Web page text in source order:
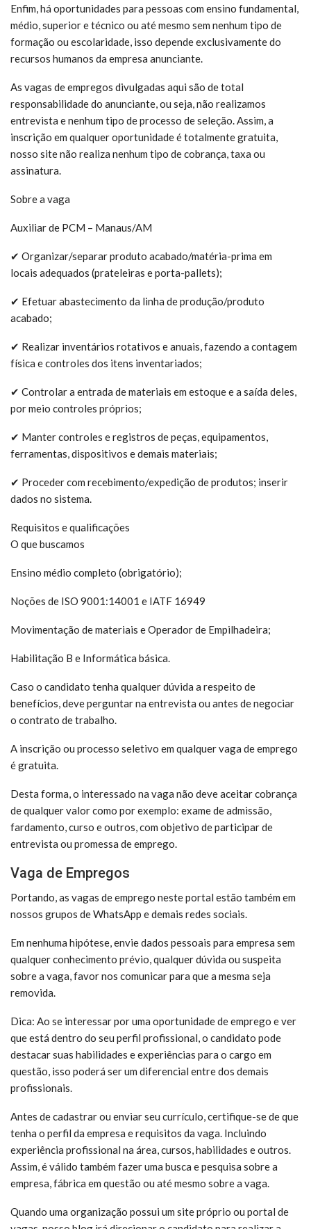
Enfim, há oportunidades para pessoas com ensino fundamental,
médio, superior e técnico ou até mesmo sem nenhum tipo de
formação ou escolaridade, isso depende exclusivamente do
recursos humanos da empresa anunciante.
As vagas de empregos divulgadas aqui são de total
responsabilidade do anunciante, ou seja, não realizamos
entrevista e nenhum tipo de processo de seleção. Assim, a
inscrição em qualquer oportunidade é totalmente gratuita,
nosso site não realiza nenhum tipo de cobrança, taxa ou
assinatura.
Sobre a vaga
Auxiliar de PCM – Manaus/AM
✔ Organizar/separar produto acabado/matéria-prima em
locais adequados (prateleiras e porta-pallets);
✔ Efetuar abastecimento da linha de produção/produto
acabado;
✔ Realizar inventários rotativos e anuais, fazendo a contagem
física e controles dos itens inventariados;
✔ Controlar a entrada de materiais em estoque e a saída deles,
por meio controles próprios;
✔ Manter controles e registros de peças, equipamentos,
ferramentas, dispositivos e demais materiais;
✔ Proceder com recebimento/expedição de produtos; inserir
dados no sistema.
Requisitos e qualificações
O que buscamos
Ensino médio completo (obrigatório);
Noções de ISO 9001:14001 e IATF 16949
Movimentação de materiais e Operador de Empilhadeira;
Habilitação B e Informática básica.
Caso o candidato tenha qualquer dúvida a respeito de
benefícios, deve perguntar na entrevista ou antes de negociar
o contrato de trabalho.
A inscrição ou processo seletivo em qualquer vaga de emprego
é gratuita.
Desta forma, o interessado na vaga não deve aceitar cobrança
de qualquer valor como por exemplo: exame de admissão,
fardamento, curso e outros, com objetivo de participar de
entrevista ou promessa de emprego.
Vaga de Empregos
Portando, as vagas de emprego neste portal estão também em
nossos grupos de WhatsApp e demais redes sociais.
Em nenhuma hipótese, envie dados pessoais para empresa sem
qualquer conhecimento prévio, qualquer dúvida ou suspeita
sobre a vaga, favor nos comunicar para que a mesma seja
removida.
Dica: Ao se interessar por uma oportunidade de emprego e ver
que está dentro do seu perfil profissional, o candidato pode
destacar suas habilidades e experiências para o cargo em
questão, isso poderá ser um diferencial entre dos demais
profissionais.
Antes de cadastrar ou enviar seu currículo, certifique-se de que
tenha o perfil da empresa e requisitos da vaga. Incluindo
experiência profissional na área, cursos, habilidades e outros.
Assim, é válido também fazer uma busca e pesquisa sobre a
empresa, fábrica em questão ou até mesmo sobre a vaga.
Quando uma organização possui um site próprio ou portal de